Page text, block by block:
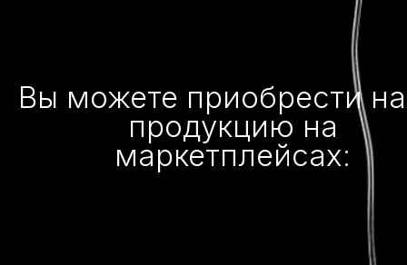
Вы можете приобрести
продукцию на
маркетплейсах: